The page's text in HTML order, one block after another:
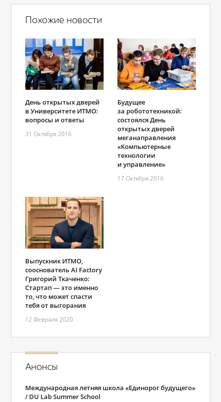
Похожие новости
День открытых дверей
в Университете ИТМО:
вопросы и ответы
31 Октября 2016
Будущее
за робототехникой:
состоялся День
открытых дверей
меганаправления
«Компьютерные
технологии
и управление»
17 Октября 2016
Выпускник ИТМО,
сооснователь AI Factory
Григорий Ткаченко:
Стартап — это именно
то, что может спасти
тебя от выгорания
12 Февраля 2020
Анонсы
Международная летняя школа «Единорог будущего»
/ DU Lab Summer School